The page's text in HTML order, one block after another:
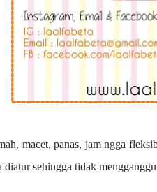
macet, panas, jam ngga
sehingga tidak